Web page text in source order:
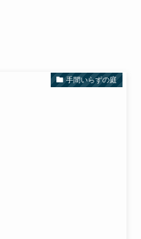
手間いらずの庭